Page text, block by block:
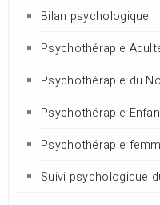
Bilan psychologique
Psychothérapie
Psychothérapie du
Psychothérapie
Psychothérapie
Suivi psychologique